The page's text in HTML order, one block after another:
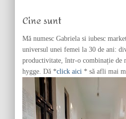
o
Cine sunt
Mă numesc Gabriela si iubesc
universul unei femei la 30 de ani:
productivitate, într-o combinație de
hygge. Dă *click aici * să afli mai